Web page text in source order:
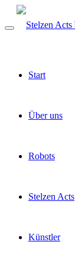
Start
Über uns
Robots
Stelzen Acts
Künstler